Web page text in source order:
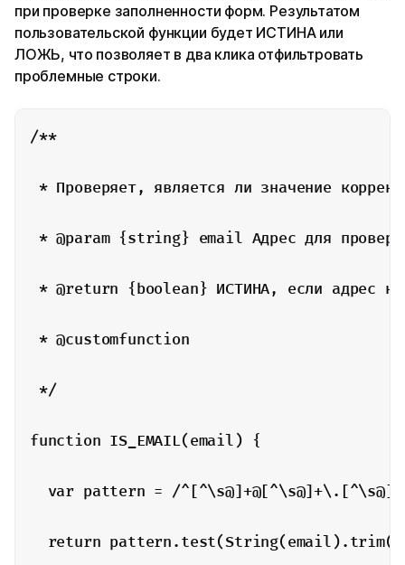
при проверке заполненности форм. Результатом
пользовательской функции будет ИСТИНА или
ЛОЖЬ, что позволяет в два клика отфильтровать
проблемные строки.
/**
* Проверяет, является ли значение
* @param {string} email Адрес для
* @return {boolean} ИСТИНА, если адрес
* @customfunction
*/
function IS_EMAIL(email) {
var pattern = /
return